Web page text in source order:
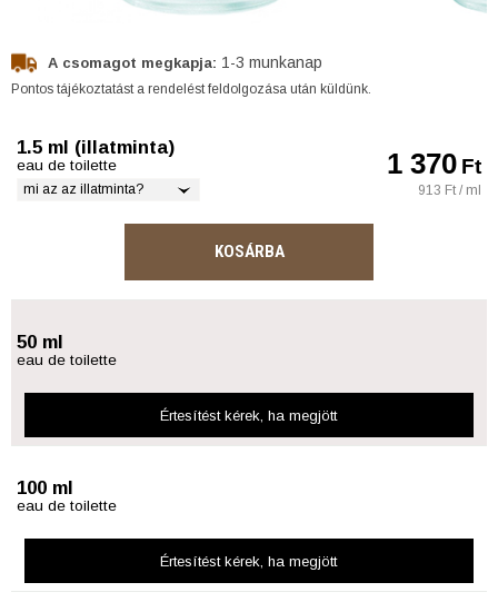
A csomagot megkapja: 1-3 munkanap
Pontos tájékoztatást a rendelést feldolgozása után küldünk.
1.5 ml (illatminta)
eau de toilette
mi az az illatminta?
1 370Ft
913 Ft / ml
KOSÁRBA
50 ml
eau de toilette
Értesítést kérek , ha megjött
100 ml
eau de toilette
Értesítést kérek , ha megjött